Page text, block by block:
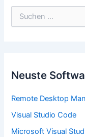
n
h
:
Neuste
Remote Desktop
Visual Studio Code
Microsoft Visual